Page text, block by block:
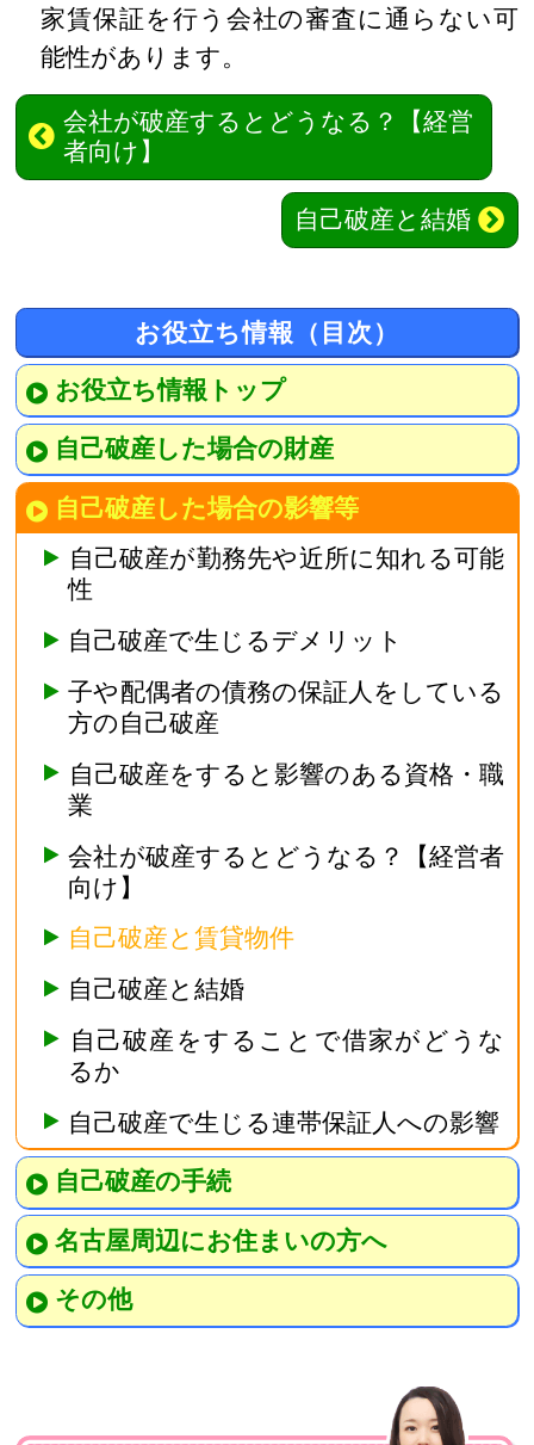
家賃保証を行う会社の審査に通らない可
能性があります。
会社が破産するとどうなる？【経営
者向け】
自己破産と結婚
お役立ち情報（目次）
お役立ち情報トップ
自己破産した場合の財産
自己破産した場合の影響等
自己破産が勤務先や近所に知れる可能
性
自己破産で生じるデメリット
子や配偶者の債務の保証人をしている
方の自己破産
自己破産をすると影響のある資格・職
業
会社が破産するとどうなる？【経営者
向け】
自己破産と賃貸物件
自己破産と結婚
自己破産をすることで借家がどうな
るか
自己破産で生じる連帯保証人への影響
自己破産の手続
名古屋周辺にお住まいの方へ
その他